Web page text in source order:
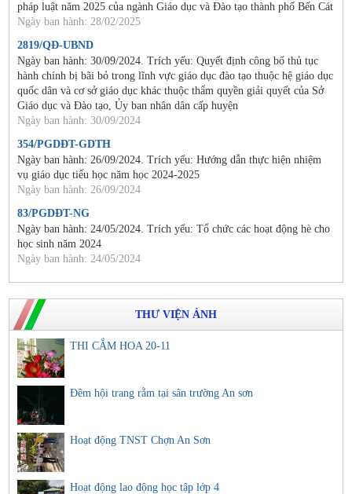
pháp luật năm 2025 của ngành Giáo dục và Đào tạo thành phố Bến Cát
Ngày ban hành: 28/02/2025
2819/QĐ-UBND
Ngày ban hành: 30/09/2024. Trích yếu: Quyết định công bố thủ tục
hành chính bị bãi bỏ trong lĩnh vực giáo dục đào tạo thuộc hệ giáo dục
quốc dân và cơ sở giáo dục khác thuộc thẩm quyền giải quyết của Sở
Giáo dục và Đào tạo, Ủy ban nhân dân cấp huyện
Ngày ban hành: 30/09/2024
354/PGDĐT-GDTH
Ngày ban hành: 26/09/2024. Trích yếu: Hướng dẫn thực hiện nhiệm
vụ giáo dục tiểu học năm học 2024-2025
Ngày ban hành: 26/09/2024
83/PGDĐT-NG
Ngày ban hành: 24/05/2024. Trích yếu: Tổ chức các hoạt động hè cho
học sinh năm 2024
Ngày ban hành: 24/05/2024
THƯ VIỆN ẢNH
THI CẮM HOA 20-11
Đêm hội trang rằm tại sân trường An sơn
Hoạt động TNST Chợn An Sơn
Hoạt động lao động học tập lớp 4